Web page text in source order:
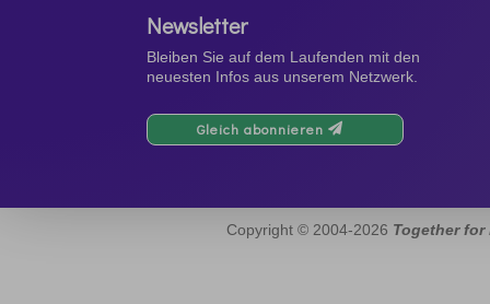
Newsletter
Bleiben Sie auf dem Laufenden mit den
neuesten Infos aus unserem Netzwerk.
Gleich abonnieren
Copyright © 2004-2026 Together for